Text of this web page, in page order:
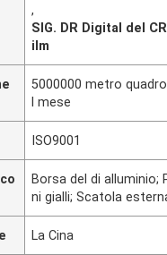
,
SIG. DR Digital del
ilm
5000000 metro
l mese
ISO9001
Borsa del di alluminio;
ni gialli; Scatola
La Cina